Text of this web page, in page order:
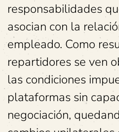
responsabilidades
asocian con la
empleado. Como
repartidores se ven
las condiciones
plataformas sin
negociación,